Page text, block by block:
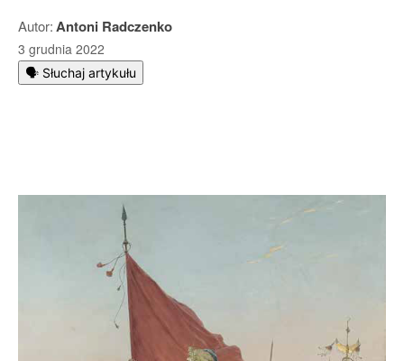
Autor:Antoni Radczenko
3 grudnia 2022
🗣️ Słuchaj artykułu